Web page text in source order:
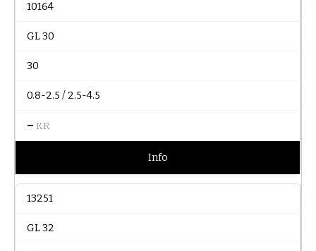
10164
GL 30
30
0.8-2.5 / 2.5-4.5
– KR
Info
13251
GL 32